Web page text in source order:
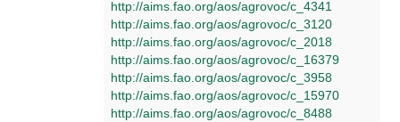
http://aims.fao.org/aos/agrovoc/c_4341
http://aims.fao.org/aos/agrovoc/c_3120
http://aims.fao.org/aos/agrovoc/c_2018
http://aims.fao.org/aos/agrovoc/c_16379
http://aims.fao.org/aos/agrovoc/c_3958
http://aims.fao.org/aos/agrovoc/c_15970
http://aims.fao.org/aos/agrovoc/c_8488